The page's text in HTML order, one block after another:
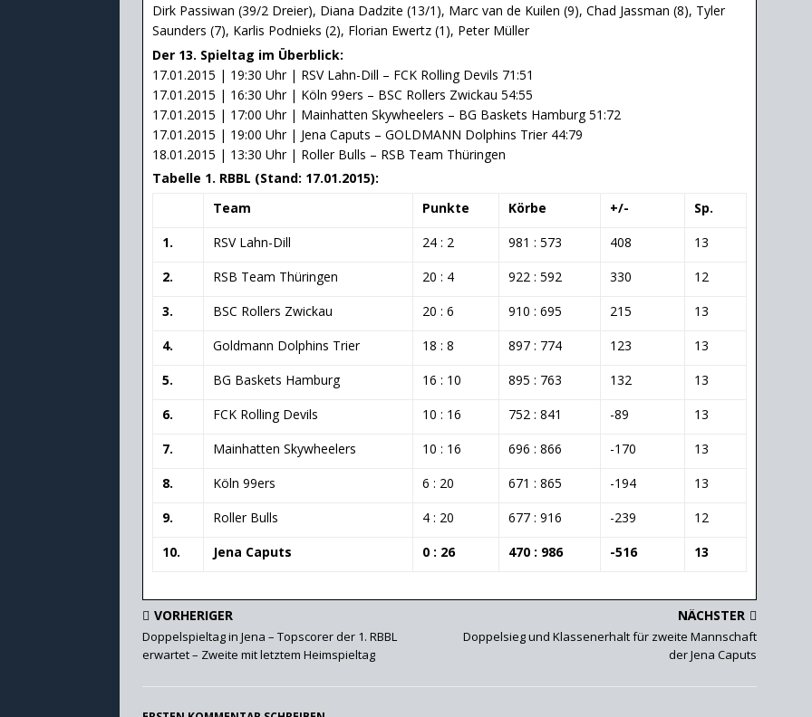
Dirk Passiwan (39/2 Dreier), Diana Dadzite (13/1), Marc van de Kuilen (9), Chad Jassman (8), Tyler
Saunders (7), Karlis Podnieks (2), Florian Ewertz (1), Peter Müller
Der 13. Spieltag im Überblick:
17.01.2015 | 19:30 Uhr | RSV Lahn-Dill – FCK Rolling Devils 71:51
17.01.2015 | 16:30 Uhr | Köln 99ers – BSC Rollers Zwickau 54:55
17.01.2015 | 17:00 Uhr | Mainhatten Skywheelers – BG Baskets Hamburg 51:72
17.01.2015 | 19:00 Uhr | Jena Caputs – GOLDMANN Dolphins Trier 44:79
18.01.2015 | 13:30 Uhr | Roller Bulls – RSB Team Thüringen
Tabelle 1. RBBL (Stand: 17.01.2015):
Team
Punkte Körbe +/-
Sp.
1.
RSV Lahn-Dill 24 : 2 981 : 573 408
13
2.
RSB Team Thüringen 20 : 4 922 : 592 330
12
3.
BSC Rollers Zwickau 20 : 6 910 : 695 215
13
4.
Goldmann Dolphins Trier 18 : 8 897 : 774 123
13
5.
BG Baskets Hamburg 16 : 10 895 : 763 132
13
6.
FCK Rolling Devils 10 : 16 752 : 841 -89
13
7.
Mainhatten Skywheelers 10 : 16 696 : 866 -170
13
8.
Köln 99ers 6 : 20 671 : 865 -194
13
9.
Roller Bulls 4 : 20 677 : 916 -239
12
10.
Jena Caputs 0 : 26 470 : 986 -516 13
VORHERIGER
Doppelspieltag in Jena – Topscorer der 1. RBBL
erwartet – Zweite mit letztem Heimspieltag
NÄCHSTER
Doppelsieg und Klassenerhalt für zweite Mannschaft
der Jena Caputs